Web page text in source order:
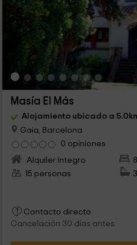
Masía El Más
Alojamiento ubicado a
Gaia, Barcelona
0 opiniones
Alquiler íntegro
15 personas
Contacto directo
Cancelación 30 días antes